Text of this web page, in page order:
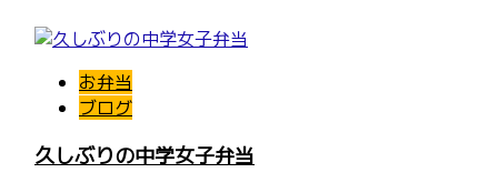
お弁当
ブログ
久しぶりの中学女子弁当